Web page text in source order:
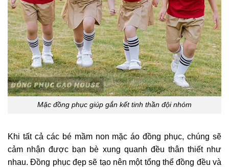
Mặc đồng phục giúp gắn kết tinh thần đội nhóm
Khi tất cả các bé mầm non mặc áo đồng phục, chúng sẽ
cảm nhận được bạn bè xung quanh đều thân thiết như
nhau. Đồng phục đẹp sẽ tạo nên một tổng thể đồng đều và